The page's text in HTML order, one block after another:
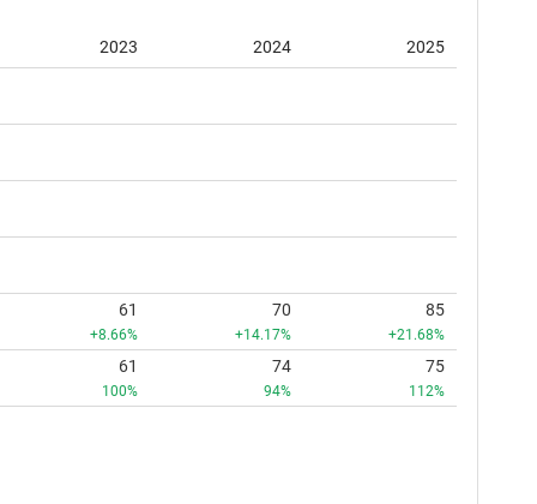
2023 2024
2025
61
+8.66%
70
+14.17%
85
+21.68%
61
100%
74
94%
75
112%